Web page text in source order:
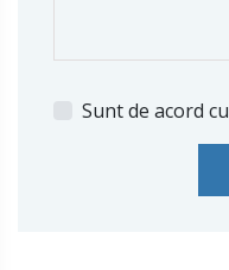
Sunt de acord cu